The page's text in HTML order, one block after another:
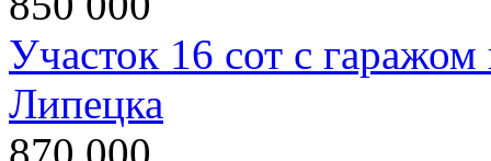
Участок 16 сот с
Липецка